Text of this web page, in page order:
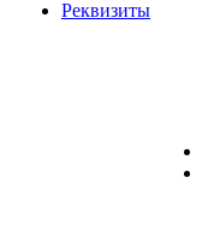
Реквизиты